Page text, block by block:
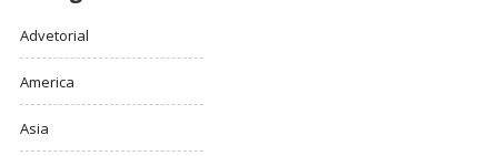
Advetorial
America
Asia